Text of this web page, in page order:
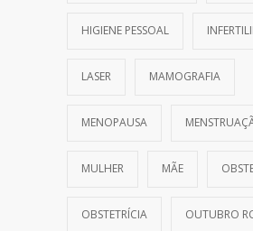
HIGIENE PESSOAL
LASER MAMOGRAFIA
MENOPAUSA
MULHER MÃE
OBSTETRÍCIA OUTUBRO